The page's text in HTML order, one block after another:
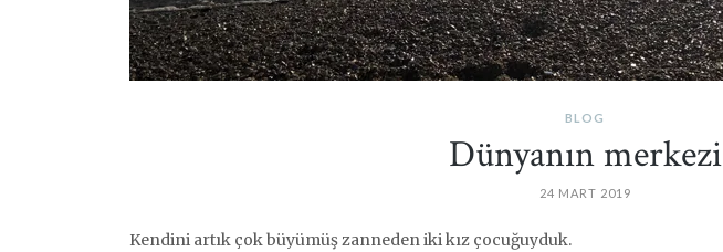
BLOG
Dünyanın merkezi
24 MART 2019
Kendini artık çok büyümüş zanneden iki kız çocuğuyduk.